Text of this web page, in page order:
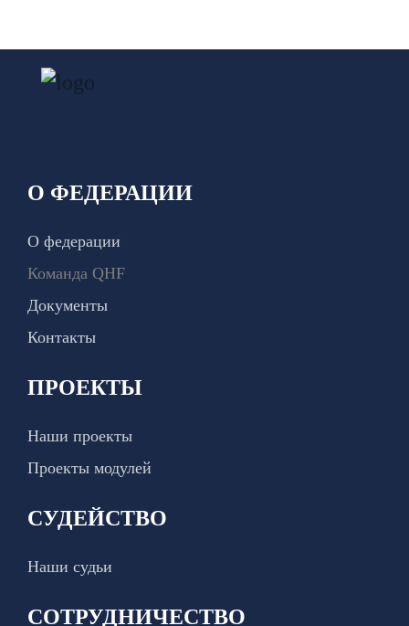
О ФЕДЕРАЦИИ
О федерации
Команда QHF
Документы
Контакты
ПРОЕКТЫ
Наши проекты
Проекты модулей
СУДЕЙСТВО
Наши судьи
СОТРУДНИЧЕСТВО